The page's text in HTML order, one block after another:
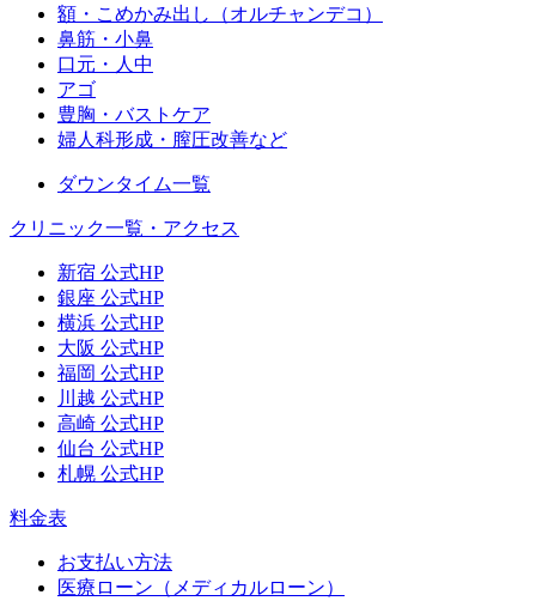
額・こめかみ出し（オルチャンデコ）
鼻筋・小鼻
口元・人中
アゴ
豊胸・バストケア
婦人科形成・膣圧改善など
ダウンタイム一覧
クリニック一覧・アクセス
新宿 公式HP
銀座 公式HP
横浜 公式HP
大阪 公式HP
福岡 公式HP
川越 公式HP
高崎 公式HP
仙台 公式HP
札幌 公式HP
料金表
お支払い方法
医療ローン（メディカルローン）